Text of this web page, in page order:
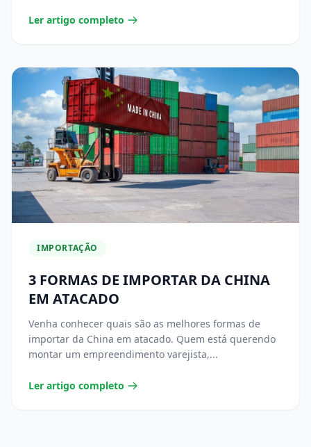
Ler artigo completo
IMPORTAÇÃO
3 FORMAS DE IMPORTAR DA CHINA
EM ATACADO
Venha conhecer quais são as melhores formas de
importar da China em atacado. Quem está querendo
montar um empreendimento varejista,...
Ler artigo completo